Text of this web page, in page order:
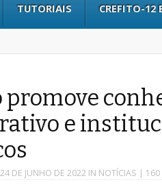
TUTORIAIS CREFITO-12
promove
e
24 DE JUNHO DE 2022 IN NOTÍCIAS | 160